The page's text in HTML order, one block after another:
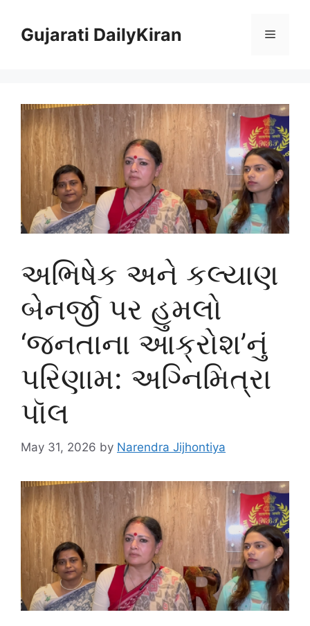
contentGujarati DailyKiran Menu
અભિષેક અને કલ્યાણ
બેનર્જી પર હુમલો
‘જનતાના આક્રોશ’નું
પરિણામ: અગ્નિમિત્રા
પૉલ
May 31, 2026 by Narendra Jijhontiya